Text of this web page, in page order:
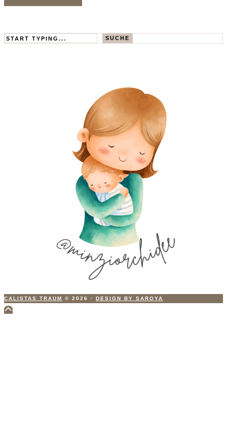
Search SUCHE
CALISTAS TRAUM © 2026 · DESIGN BY SAROYA
Scroll